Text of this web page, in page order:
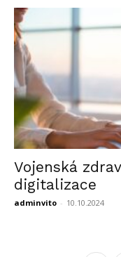
Vojenská
digitalizace
adminvito - 10.10.2024